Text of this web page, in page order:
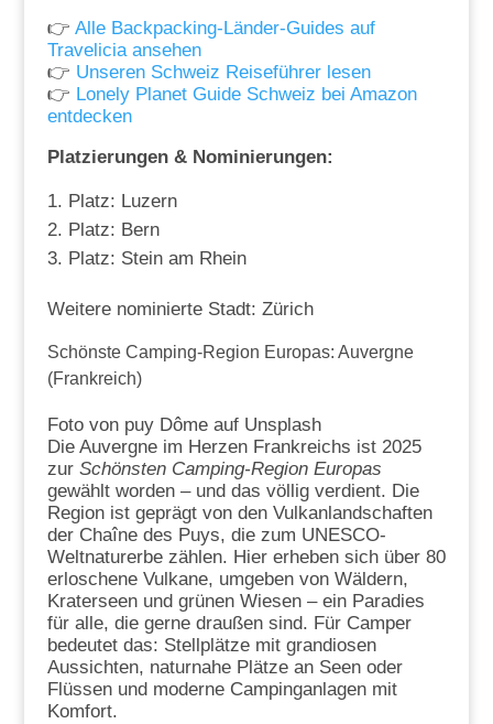
👉 Alle Backpacking-Länder-Guides auf
Travelicia ansehen
👉 Unseren Schweiz Reiseführer lesen
👉 Lonely Planet Guide Schweiz bei Amazon
entdecken
Platzierungen & Nominierungen:
Platz: Luzern
Platz: Bern
Platz: Stein am Rhein
Weitere nominierte Stadt: Zürich
Schönste Camping-Region Europas: Auvergne
(Frankreich)
Foto von puy Dôme auf Unsplash
Die Auvergne im Herzen Frankreichs ist 2025
zur Schönsten Camping-Region Europas
gewählt worden – und das völlig verdient. Die
Region ist geprägt von den Vulkanlandschaften
der Chaîne des Puys, die zum UNESCO-
Weltnaturerbe zählen. Hier erheben sich über 80
erloschene Vulkane, umgeben von Wäldern,
Kraterseen und grünen Wiesen – ein Paradies
für alle, die gerne draußen sind. Für Camper
bedeutet das: Stellplätze mit grandiosen
Aussichten, naturnahe Plätze an Seen oder
Flüssen und moderne Campinganlagen mit
Komfort.